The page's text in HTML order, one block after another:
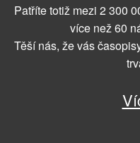
Patříte totiž mezi 2 300
více než 60
Těší nás, že vás